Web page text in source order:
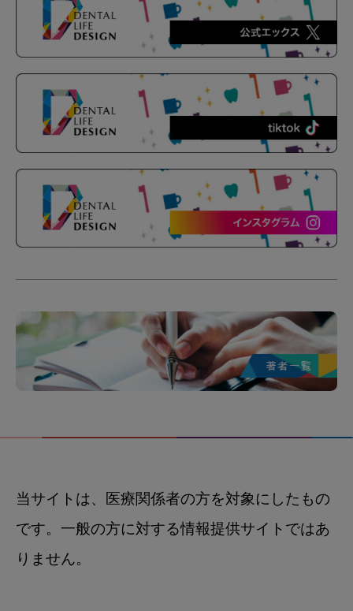
当サイトは、医療関係者の方を対象にしたもの
です。一般の方に対する情報提供サイトではあ
りません。